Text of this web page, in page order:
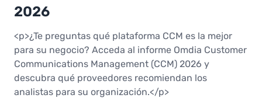
2026
<p>¿Te preguntas qué plataforma CCM es la mejor
para su negocio? Acceda al informe Omdia Customer
Communications Management (CCM) 2026 y
descubra qué proveedores recomiendan los
analistas para su organización.</p>